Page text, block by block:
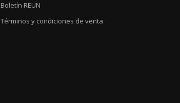
Boletín REUN
Términos y condiciones de venta